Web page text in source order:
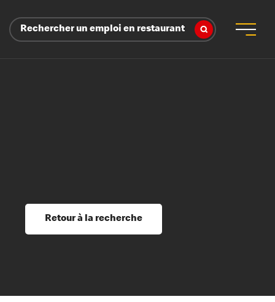
Rechercher un emploi en restaurant
et perfectionnement
du savoirRetour à la recherche